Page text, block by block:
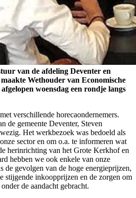
van de afdeling Deventer en
Wethouder van Economische
woensdag een rondje langs
verschillende horecaondernemers.
de gemeente Deventer, Steven
Het werkbezoek was bedoeld als
sector en om o.a. te informeren wat
herinrichting van het Grote Kerkhof en
hebben we ook enkele van onze
de gevolgen van de hoge energieprijzen,
stijgende inkoopprijzen en de zorgen om
de aandacht gebracht.